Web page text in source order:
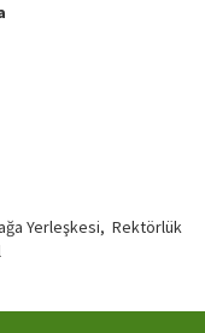
Yerleşkesi, Rektörlük